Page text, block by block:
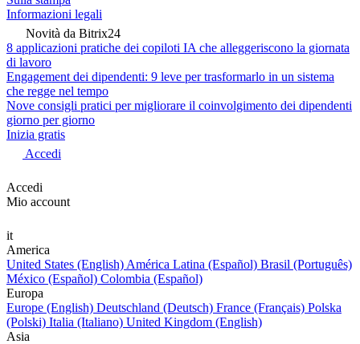
Informazioni legali
Novità da Bitrix24
8 applicazioni pratiche dei copiloti IA che alleggeriscono la giornata
di lavoro
Engagement dei dipendenti: 9 leve per trasformarlo in un sistema
che regge nel tempo
Nove consigli pratici per migliorare il coinvolgimento dei dipendenti
giorno per giorno
Inizia gratis
Accedi
Accedi
Mio account
it
America
United States (English) América Latina (Español) Brasil (Português)
México (Español) Colombia (Español)
Europa
Europe (English) Deutschland (Deutsch) France (Français) Polska
(Polski) Italia (Italiano) United Kingdom (English)
Asia